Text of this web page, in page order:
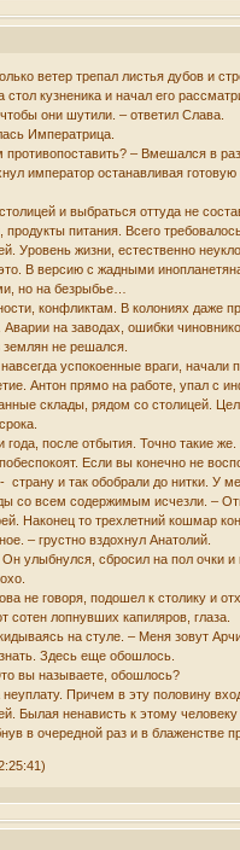
ветер трепал листья дубов и
кузненика и начал его
они шутили. – ответил Слава.
Императрица.
– Вмешался в
император останавливая
и выбраться оттуда не
питания. Всего
Уровень жизни, естественно
В версию с жадными
но на безрыбье…
конфликтам. В колониях даже
на заводах, ошибки
не решался.
успокоенные враги, начали
Антон прямо на работе, упал с
склады, рядом со столицей.
после отбытия. Точно такие
Если вы конечно не
и так обобрали до нитки. У
со всем содержимым исчезли. –
Наконец то трехлетний кошмар
– грустно вздохнул Анатолий.
улыбнулся, сбросил на пол очки и
не говоря, подошел к столику и
лопнувших капиляров, глаза.
на стуле. – Меня зовут
Здесь еще обошлось.
вы называете, обошлось?
Причем в эту половину
Былая ненависть к этому
в очередной раз и в блаженстве